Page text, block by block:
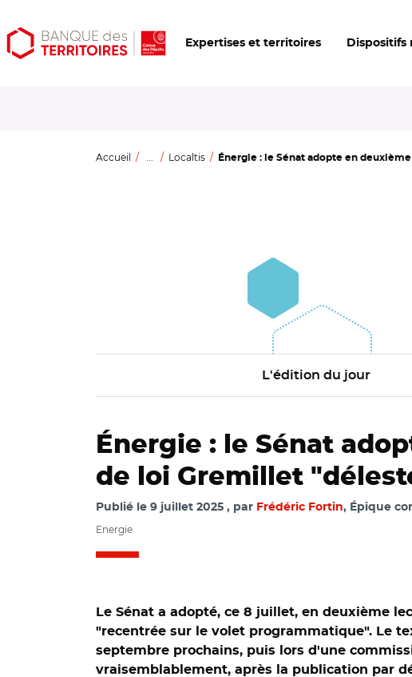
Aller
au
Aller
au
Ouvrir
les
Expertises et territoires Dispositifs
Accueil ... Localtis Énergie : le Sénat adopte en
L'édition du jour
Énergie : le Sénat
de loi Gremillet
Publié le 9 juillet 2025 par Frédéric Fortin, Épique
Energie
Le Sénat a adopté, ce 8 juillet, en deuxième
"recentrée sur le volet programmatique". Le
septembre prochains, puis lors d'une
vraisemblablement, après la publication par